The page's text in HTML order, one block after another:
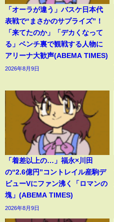
「オーラが違う」バスケ日本代
表戦で“まさかのサプライズ”！
「来てたのか」「デカくなって
る」ベンチ裏で観戦する人物に
アリーナ大歓声(ABEMA TIMES)
2026年8月9日
「着差以上の…」福永×川田
の“2.6億円”コントレイル産駒デ
ビューVにファン沸く「ロマンの
塊」(ABEMA TIMES)
2026年8月9日